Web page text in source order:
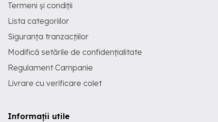
Termeni și condiții
Lista categoriilor
Siguranța tranzacțiilor
Modifică setările de confidențialitate
Regulament Campanie
Livrare cu verificare colet
Informații utile